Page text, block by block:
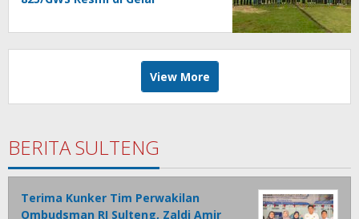
View More
BERITA SULTENG
Terima Kunker Tim Perwakilan
Ombudsman RI Sulteng, Zaldi Amir